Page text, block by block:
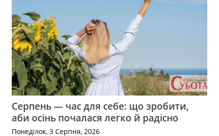
Серпень — час для себе: що зробити,
аби осінь почалася легко й радісно
Понеділок, 3 Серпня, 2026